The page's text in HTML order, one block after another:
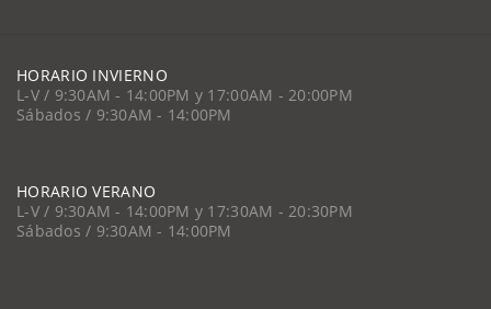
HORARIO INVIERNO
L-V / 9:30AM - 14:00PM y 17:00AM - 20:00PM
Sábados / 9:30AM - 14:00PM
HORARIO VERANO
L-V / 9:30AM - 14:00PM y 17:30AM - 20:30PM
Sábados / 9:30AM - 14:00PM